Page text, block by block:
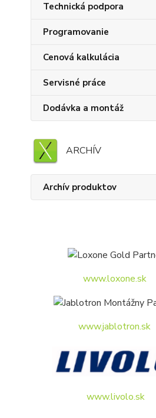
Technická podpora
Programovanie
Cenová kalkulácia
Servisné práce
Dodávka a montáž
ARCHÍV
Archív produktov
www.loxone.sk
www.jablotron.sk
www.livolo.sk